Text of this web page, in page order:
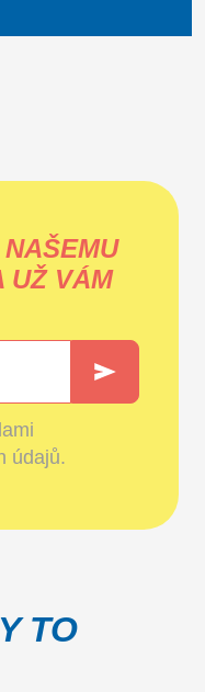
UŽ VÁM
údajů.
TO